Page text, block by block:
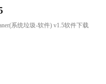
系统垃圾-软件) v1.5软件下载